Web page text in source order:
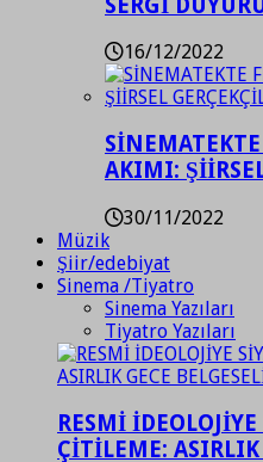
SERGİ
16/12/2022
AKIMI:
30/11/2022
Müzik
Şiir/edebiyat
Sinema /Tiyatro
Sinema Yazıları
Tiyatro Yazıları
RESMİ
ÇİTİLEME: ASIRLIK